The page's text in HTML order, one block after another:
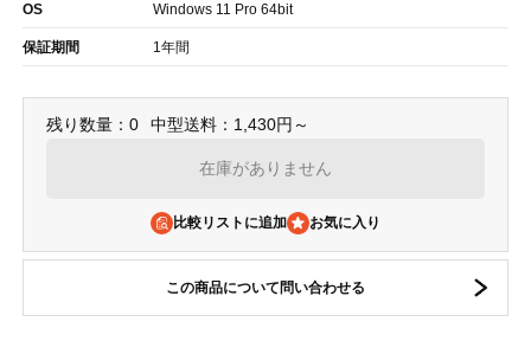
OS Windows 11 Pro 64bit
保証期間 1年間
残り数量：0 中型送料：1,430円～
在庫がありません
比較リストに追加
この商品について問い合わせる